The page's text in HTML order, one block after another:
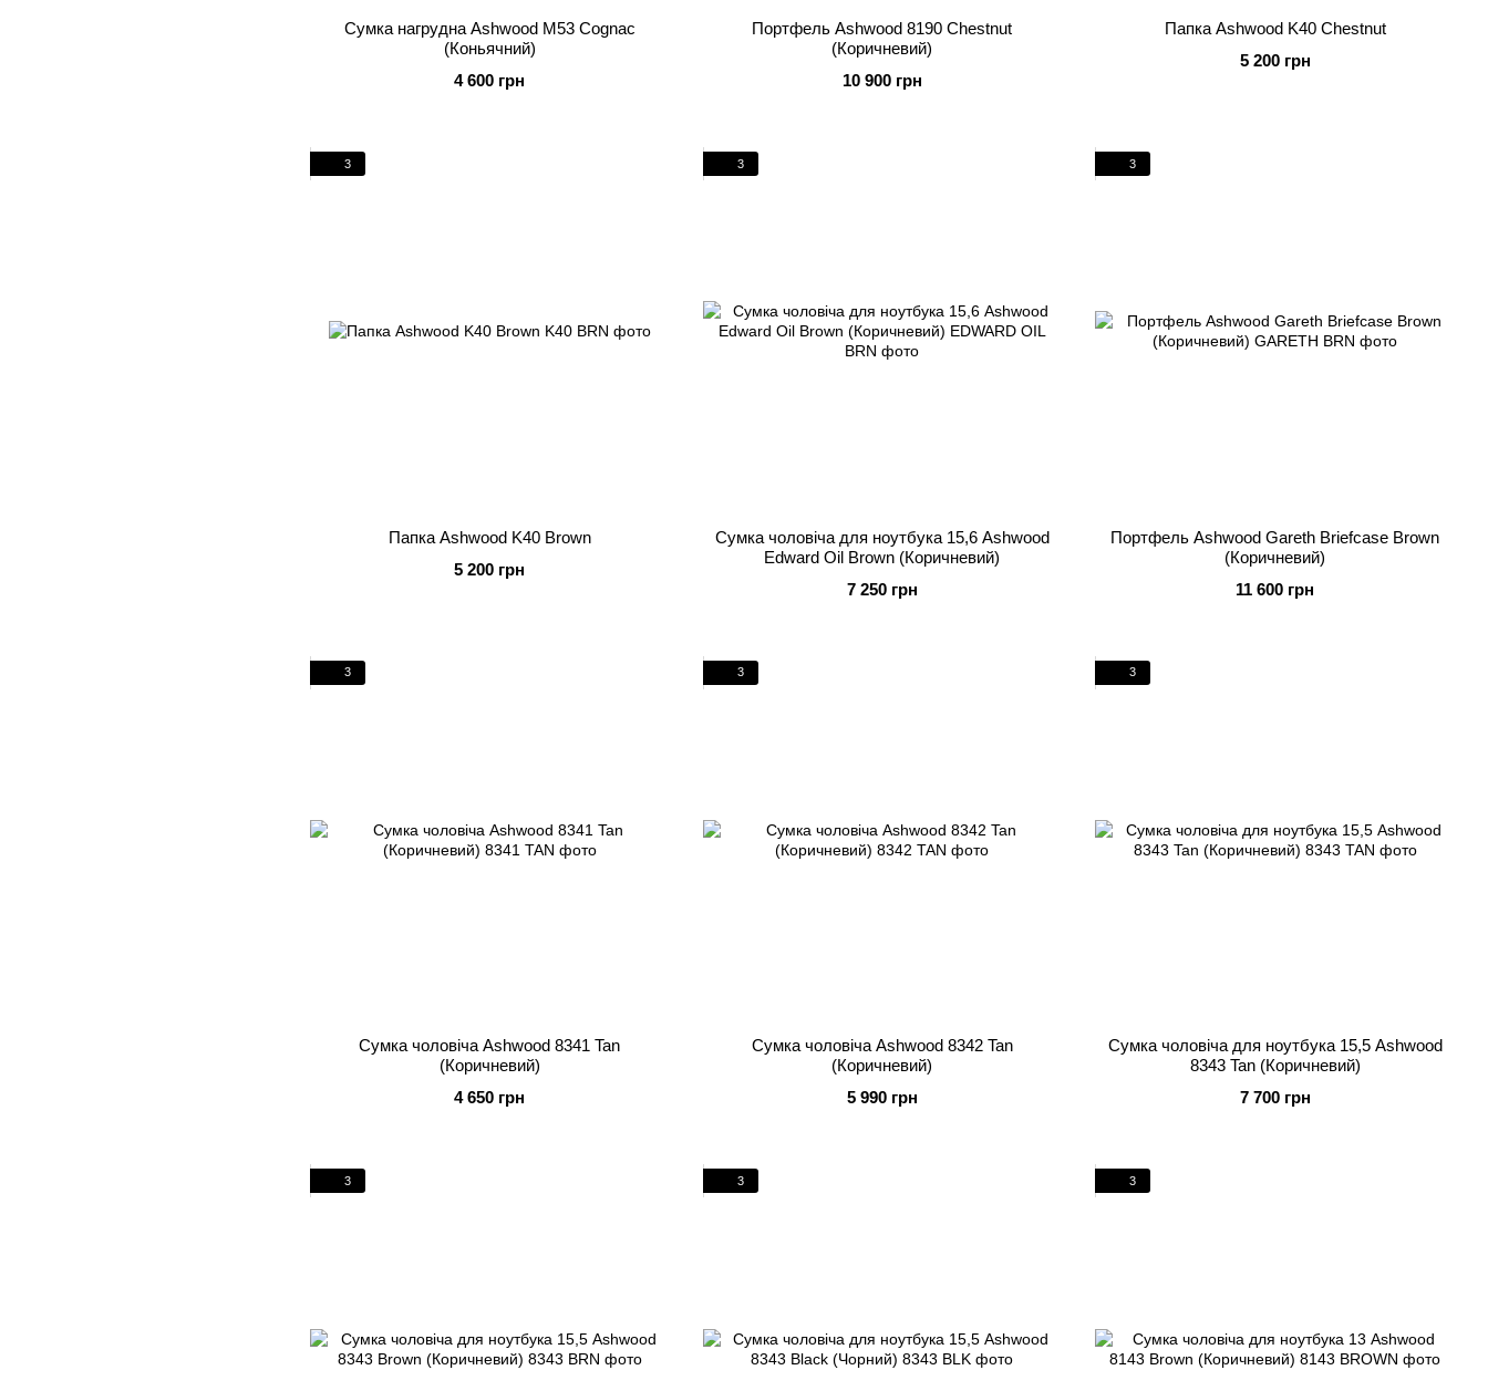
Сумка нагрудна Ashwood M53 Cognac
(Коньячний)
4 600 грн
Портфель Ashwood 8190 Chestnut
(Коричневий)
10 900 грн
Папка Ashwood K40 Chestnut
5 200 грн
3
Папка Ashwood K40 Brown
5 200 грн
3
Cумка чоловіча для ноутбука 15,6 Ashwood
Edward Oil Brown (Коричневий)
7 250 грн
3
Портфель Ashwood Gareth Briefcase Brown
(Коричневий)
11 600 грн
3
Сумка чоловіча Ashwood 8341 Tan
(Коричневий)
4 650 грн
3
Сумка чоловіча Ashwood 8342 Tan
(Коричневий)
5 990 грн
3
Сумка чоловіча для ноутбука 15,5 Ashwood
8343 Tan (Коричневий)
7 700 грн
3 3 3